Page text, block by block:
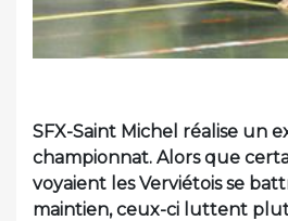
SFX-Saint Michel réalise un
championnat. Alors que
voyaient les Verviétois se
maintien, ceux-ci luttent